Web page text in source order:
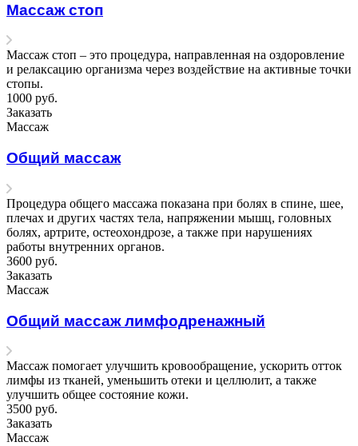
Массаж стоп
Массаж стоп – это процедура, направленная на оздоровление
и релаксацию организма через воздействие на активные точки
стопы.
1000 руб.
Заказать
Массаж
Общий массаж
Процедура общего массажа показана при болях в спине, шее,
плечах и других частях тела, напряжении мышц, головных
болях, артрите, остеохондрозе, а также при нарушениях
работы внутренних органов.
3600 руб.
Заказать
Массаж
Общий массаж лимфодренажный
Массаж помогает улучшить кровообращение, ускорить отток
лимфы из тканей, уменьшить отеки и целлюлит, а также
улучшить общее состояние кожи.
3500 руб.
Заказать
Массаж